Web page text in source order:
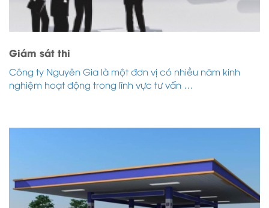
Giám sát thi
Công ty Nguyên Gia là một đơn vị có nhiều năm kinh
nghiệm hoạt động trong lĩnh vực tư vấn …